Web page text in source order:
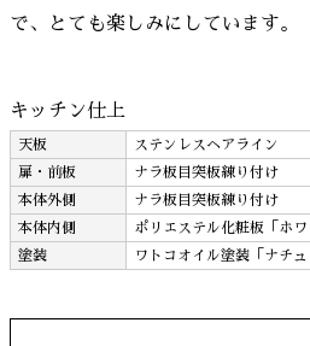
で、とても楽しみにしています。
キッチン仕上
天板
ステンレスヘアライン
扉・前板
ナラ板目突板練り付け
本体外側
ナラ板目突板練り付け
本体内側
ポリエステル化粧板「ホワ
塗装
ワトコオイル塗装「ナチ